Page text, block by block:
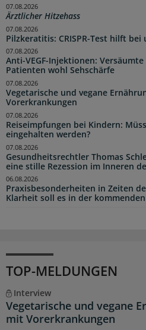
Ärztlicher Hitzehass
07.08.2026
Pilzkeratitis: CRISPR-Test hilft
07.08.2026
Anti-VEGF-Injektionen:
Patienten wohl Sehschärfe
07.08.2026
Vegetarische und vegane
Vorerkrankungen
07.08.2026
Reiseimpfungen bei Kindern:
eingehalten werden?
07.08.2026
Gesundheitsrechtler Thomas
eine stille Rezession im Inneren
07.08.2026
Praxisbesonderheiten in Zeiten
Klarheit soll es in der
06.08.2026
TOP-MELDUNGEN
Interview
Vegetarische und vegane
mit Vorerkrankungen